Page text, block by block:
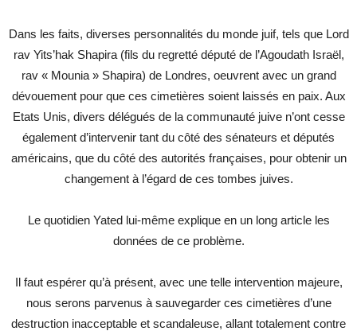
Dans les faits, diverses personnalités du monde juif, tels que Lord
rav Yits’hak Shapira (fils du regretté député de l’Agoudath Israël,
rav « Mounia » Shapira) de Londres, oeuvrent avec un grand
dévouement pour que ces cimetières soient laissés en paix. Aux
Etats Unis, divers délégués de la communauté juive n’ont cesse
également d’intervenir tant du côté des sénateurs et députés
américains, que du côté des autorités françaises, pour obtenir un
changement à l’égard de ces tombes juives.
Le quotidien Yated lui-même explique en un long article les
données de ce problème.
Il faut espérer qu’à présent, avec une telle intervention majeure,
nous serons parvenus à sauvegarder ces cimetières d’une
destruction inacceptable et scandaleuse, allant totalement contre